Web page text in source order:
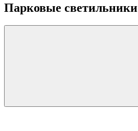
Парковые светильники